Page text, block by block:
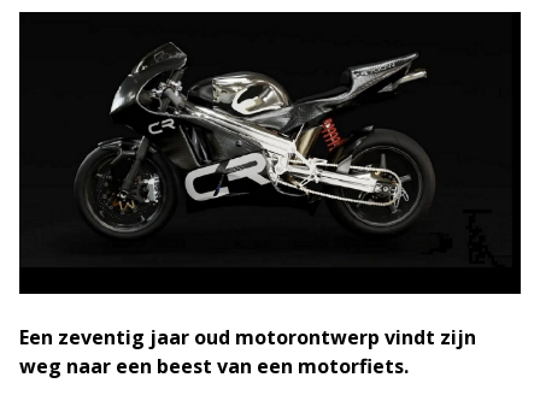
Een zeventig jaar oud motorontwerp vindt zijn
weg naar een beest van een motorfiets.